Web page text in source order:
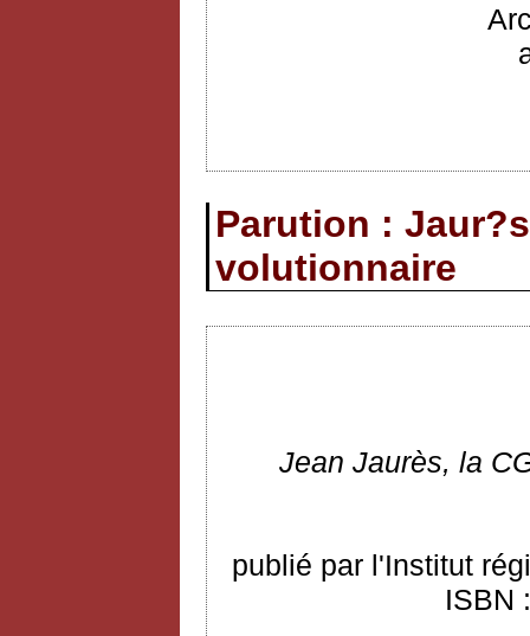
Parution :
volutionnaire
Jean Jaurès, la
publié par l'Institut
ISBN